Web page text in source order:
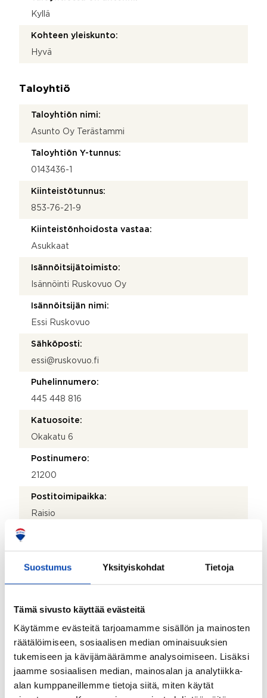
Suostumus Yksityiskohdat Tietoja
Tämä sivusto käyttää evästeitä
Käytämme evästeitä tarjoamamme sisällön ja mainosten
räätälöimiseen, sosiaalisen median ominaisuuksien
tukemiseen ja kävijämäärämme analysoimiseen. Lisäksi
jaamme sosiaalisen median, mainosalan ja analytiikka-
alan kumppaneillemme tietoja siitä, miten käytät
Kyllä
Kohteen yleiskunto:
Hyvä
Taloyhtiö
Taloyhtiön nimi:
Asunto Oy Terästammi
Taloyhtiön Y-tunnus:
0143436-1
Kiinteistötunnus:
853-76-21-9
Kiinteistönhoidosta vastaa:
Asukkaat
Isännöitsijätoimisto:
Isännöinti Ruskovuo Oy
Isännöitsijän nimi:
Essi Ruskovuo
Sähköposti:
essi@ruskovuo.fi
Puhelinnumero:
445 448 816
Katuosoite:
Okakatu 6
Postinumero:
21200
Postitoimipaikka:
Raisio
16.12.2025
Valmistumisvuosi:
Rakennus- ja pintamateriaalit:
Betoni
Tasakatto
Katemateriaali: